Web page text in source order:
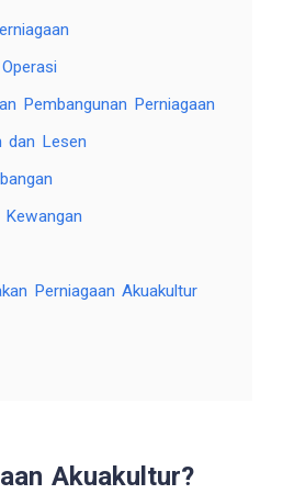
Pembangunan Perniagaan
dan Lesen
Perniagaan Akuakultur
Akuakultur?